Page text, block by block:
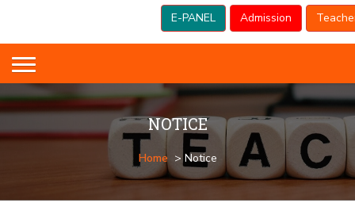
E-PANEL Admission
NOTICE
Home > Notice